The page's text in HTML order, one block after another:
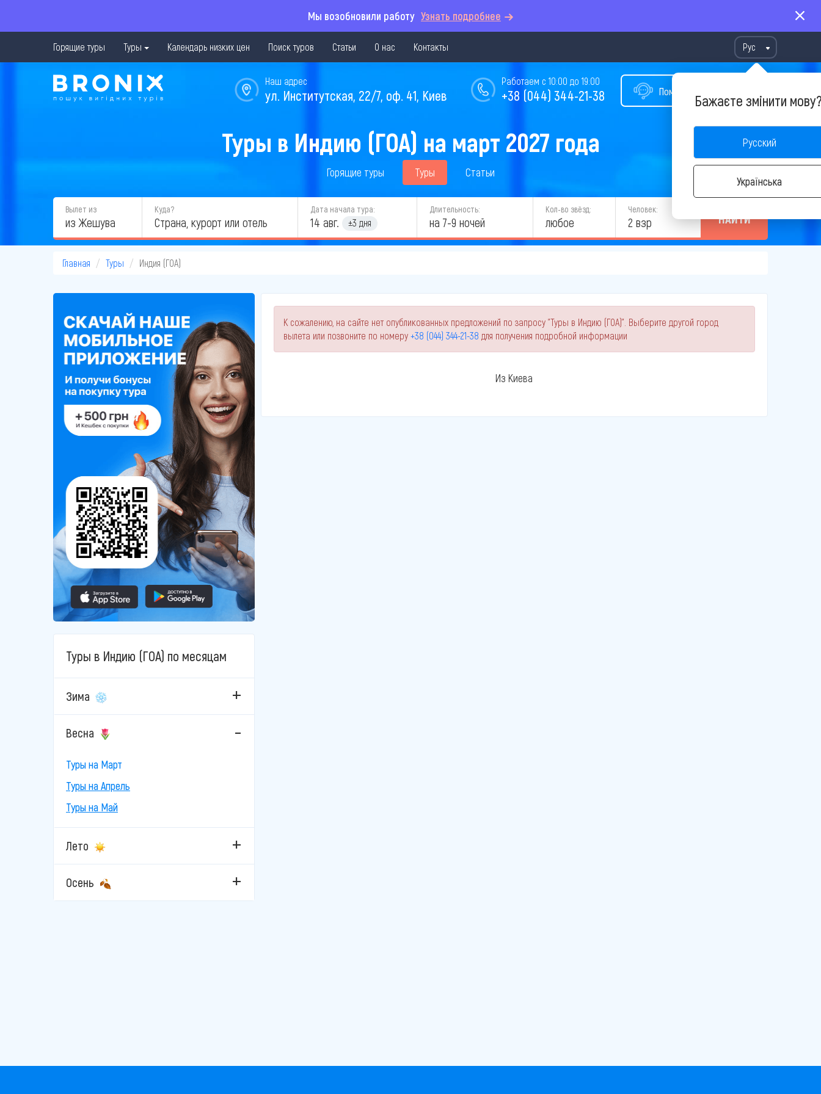
Мы возобновили работу Узнать подробнее
Горящие туры Туры Календарь низких цен Поиск туров Статьи О нас Контакты Рус
Бажаєте змінити
Русский
Українська
Помощь в подборе тура
Работаем с 10:00 до 19:00
+38 (044) 344-21-38
Наш адрес
ул. Институтская, 22/7, оф. 41, Киев
Туры в Индию (ГОА) на март 2027 года
Горящие туры Туры Статьи
Вылет из
из Жешува
Куда? Дата начала тура:
14 авг. ±3 дня
Длительность:
на 7-9 ночей
Кол-во звёзд:
любое
Человек:
2 взр НАЙТИ
Главная Туры Индия (ГОА)
Туры в Индию (ГОА) по месяцам
Зима
Весна
Туры на Март
Туры на Апрель
Туры на Май
Лето
Осень
К сожалению, на сайте нет опубликованных предложений по запросу "Туры в Индию (ГОА)". Выберите другой город
вылета или позвоните по номеру +38 (044) 344-21-38 для получения подробной информации
Из Киева